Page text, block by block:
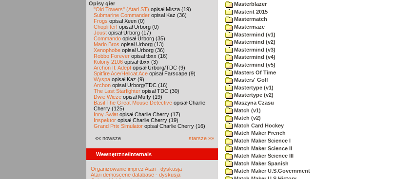
Opisy gier
"Old Towers" (Atari ST) opisał Misza (19)
Submarine Commander opisał Kaz (36)
Frogs opisał Xeen (0)
Choplifter! opisał Urborg (0)
Joust opisał Urborg (17)
Commando opisał Urborg (35)
Mario Bros opisał Urborg (13)
Xenophobe opisał Urborg (36)
Robbo Forever opisał tbxx (16)
Kolony 2106 opisał tbxx (3)
Archon II: Adept opisał Urborg/TDC (9)
Spitfire Ace/Hellcat Ace opisał Farscape (9)
Wyspa opisał Kaz (9)
Archon opisał Urborg/TDC (16)
The Last Starfighter opisał TDC (30)
Dwie Wieże opisał Muffy (19)
Basil The Great Mouse Detective opisał Charlie
Cherry (125)
Inny Świat opisał Charlie Cherry (17)
Inspektor opisał Charlie Cherry (19)
Grand Prix Simulator opisał Charlie Cherry (16)
«« nowsze starsze »»
Wewnętrzne/Internals
Organizowanie imprez Atari - dyskusja
Atari demoscene database - dyskusja
Masterblazer
Masterit 2015
Mastermatch
Mastermaze
Mastermind (v1)
Mastermind (v2)
Mastermind (v3)
Mastermind (v4)
Mastermind (v5)
Masters Of Time
Masters' Golf
Mastertype (v1)
Mastertype (v2)
Maszyna Czasu
Match (v1)
Match (v2)
Match Card Hockey
Match Maker French
Match Maker Science I
Match Maker Science II
Match Maker Science III
Match Maker Spanish
Match Maker U.S.Government